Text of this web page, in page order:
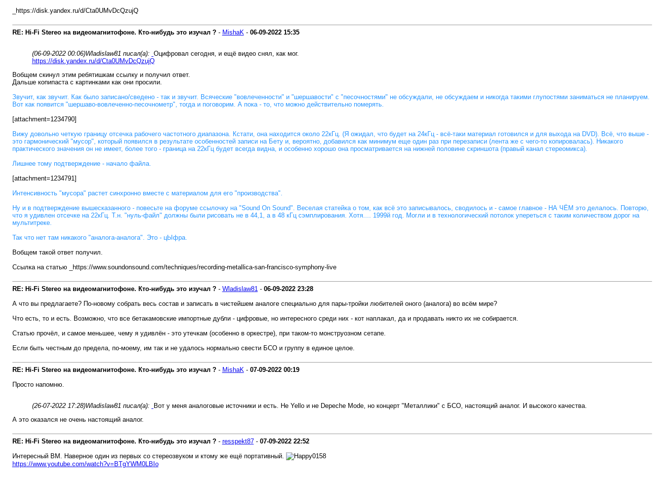
_https://disk.yandex.ru/d/Cta0UMvDcQzujQ
RE: Hi-Fi Stereo на видеомагнитофоне. Кто-нибудь это изучал ?- MishaK - 06-09-2022 15:35
(06-09-2022 00:06)Wladislaw81 писал(а): Оцифровал сегодня, и ещё видео снял, как мог.
https://disk.yandex.ru/d/Cta0UMvDcQzujQ
Вобщем скинул этим ребятишкам ссылку и получил ответ.
Дальше копипаста с картинками как они просили.
Звучит, как звучит. Как было записано/сведено - так и звучит. Всяческие "вовлеченности" и "шершавости" с "песочностями" не обсуждали, не обсуждаем и никогда такими глупостями заниматься не планируем.
Вот как появится "шершаво-вовлеченно-песочнометр", тогда и поговорим. А пока - то, что можно действительно померять.
[attachment=1234790]
Вижу довольно четкую границу отсечка рабочего частотного диапазона. Кстати, она находится около 22кГц. (Я ожидал, что будет на 24кГц - всё-таки материал готовился и для выхода на DVD). Всё, что выше -
это гармонический "мусор", который появился в результате особенностей записи на Бету и, вероятно, добавился как минимум еще один раз при перезаписи (лента же с чего-то копировалась). Никакого
практического значения он не имеет, более того - граница на 22кГц будет всегда видна, и особенно хорошо она просматривается на нижней половине скриншота (правый канал стереомикса).
Лишнее тому подтверждение - начало файла.
[attachment=1234791]
Интенсивность "мусора" растет синхронно вместе с материалом для его "производства".
Ну и в подтверждение вышесказанного - повесьте на форуме ссылочку на "Sound On Sound". Веселая статейка о том, как всё это записывалось, сводилось и - самое главное - НА ЧЁМ это делалось. Повторю,
что я удивлен отсечке на 22кГц. Т.н. "нуль-файл" должны были рисовать не в 44,1, а в 48 кГц сэмплирования. Хотя.... 1999й год. Могли и в технологический потолок упереться с таким количеством дорог на
мультитреке.
Так что нет там никакого "аналога-аналога". Это - цЫфра.
Вобщем такой ответ получил.
Ссылка на статью _https://www.soundonsound.com/techniques/recording-metallica-san-francisco-symphony-live
RE: Hi-Fi Stereo на видеомагнитофоне. Кто-нибудь это изучал ?- Wladislaw81 - 06-09-2022 23:28
А что вы предлагаете? По-новому собрать весь состав и записать в чистейшем аналоге специально для пары-тройки любителей оного (аналога) во всём мире?
Что есть, то и есть. Возможно, что все бетакамовские импортные дубли - цифровые, но интересного среди них - кот наплакал, да и продавать никто их не собирается.
Статью прочёл, и самое меньшее, чему я удивлён - это утечкам (особенно в оркестре), при таком-то монструозном сетапе.
Если быть честным до предела, по-моему, им так и не удалось нормально свести БСО и группу в единое целое.
RE: Hi-Fi Stereo на видеомагнитофоне. Кто-нибудь это изучал ?- MishaK - 07-09-2022 00:19
Просто напомню.
(26-07-2022 17:28)Wladislaw81 писал(а):
Вот у меня аналоговые источники и есть. Не Yello и не Depeche Mode, но концерт "Металлики" с БСО, настоящий аналог. И высокого качества.
А это оказался не очень настоящий аналог.
RE: Hi-Fi Stereo на видеомагнитофоне. Кто-нибудь это изучал ?- resspekt87- 07-09-2022 22:52
Интересный ВМ. Наверное один из первых со стереозвуком и ктому же ещё портативный.
https://www.youtube.com/watch?v=BTgYWM0LBIo